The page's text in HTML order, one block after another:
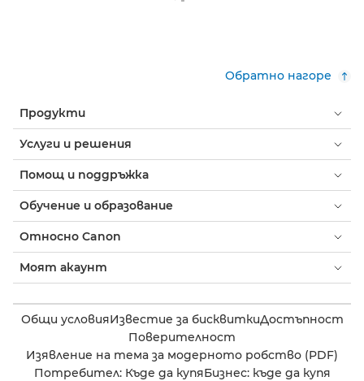
Обратно нагоре
Продукти
Услуги и решения
Помощ и поддръжка
Обучение и образование
Относно Canon
Моят акаунт
Общи условияИзвестие за бисквиткиДостъпност
Поверителност
Изявление на тема за модерното робство (PDF)
Потребител: Къде да купяБизнес: къде да купя